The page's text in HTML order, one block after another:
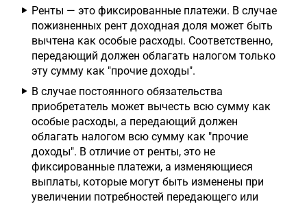
Ренты — это фиксированные платежи. В случае
пожизненных рент доходная доля может быть
вычтена как особые расходы. Соответственно,
передающий должен облагать налогом только
эту сумму как "прочие доходы".
В случае постоянного обязательства
приобретатель может вычесть всю сумму как
особые расходы, а передающий должен
облагать налогом всю сумму как "прочие
доходы". В отличие от ренты, это не
фиксированные платежи, а изменяющиеся
выплаты, которые могут быть изменены при
увеличении потребностей передающего или